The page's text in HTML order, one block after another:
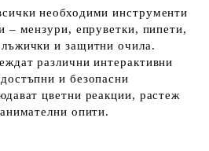
необходими инструменти
– мензури, епруветки, пипети,
и защитни очила.
различни интерактивни
и безопасни
цветни реакции, растеж
опити.